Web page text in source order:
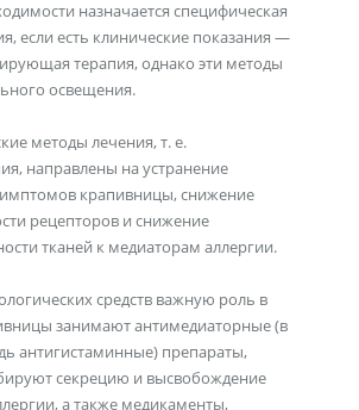
назначается специфическая
если есть клинические показания —
терапия, однако эти методы
освещения.
методы лечения, т. е.
направлены на устранение
крапивницы, снижение
рецепторов и снижение
тканей к медиаторам аллергии.
средств важную роль в
занимают антимедиаторные (в
антигистаминные) препараты,
секрецию и высвобождение
а также медикаменты,